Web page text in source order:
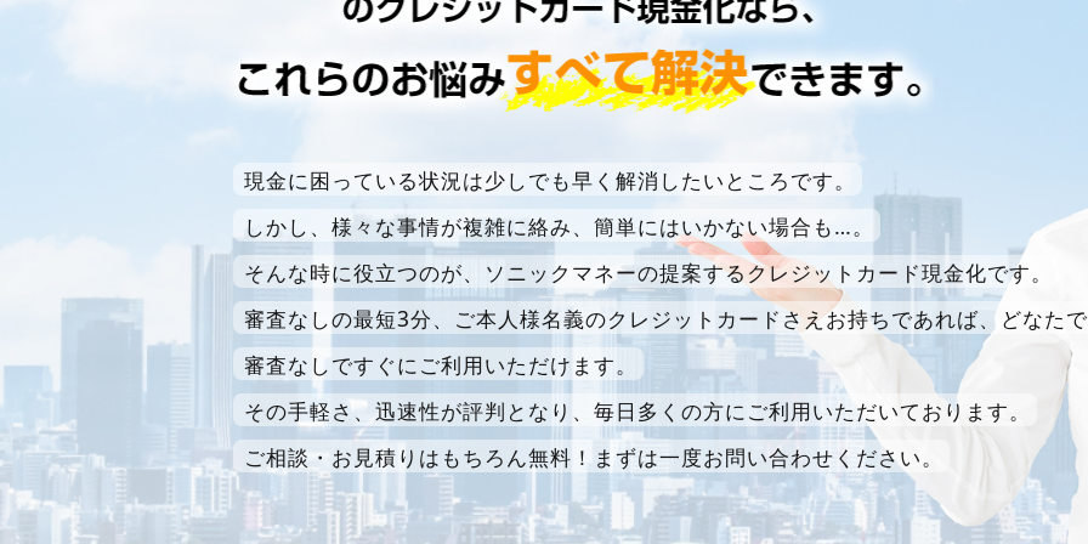
現金に困っている状況は少しでも早く解消したいところです。
しかし、様々な事情が複雑に絡み、簡単にはいかない場合も…。
そんな時に役立つのが、ソニックマネーの提案するクレジットカード現金化です。
審査なしの最短3分、ご本人様名義のクレジットカードさえお持ちであれば、どなた
審査なしですぐにご利用いただけます。
その手軽さ、迅速性が評判となり、毎日多くの方にご利用いただいております。
ご相談・お見積りはもちろん無料！まずは一度お問い合わせください。